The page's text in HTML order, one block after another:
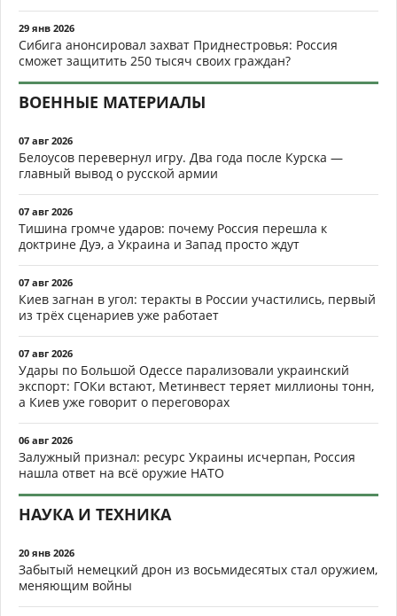
29 янв 2026
Сибига анонсировал захват Приднестровья: Россия
сможет защитить 250 тысяч своих граждан?
ВОЕННЫЕ МАТЕРИАЛЫ
07 авг 2026
Белоусов перевернул игру. Два года после Курска —
главный вывод о русской армии
07 авг 2026
Тишина громче ударов: почему Россия перешла к
доктрине Дуэ, а Украина и Запад просто ждут
07 авг 2026
Киев загнан в угол: теракты в России участились, первый
из трёх сценариев уже работает
07 авг 2026
Удары по Большой Одессе парализовали украинский
экспорт: ГОКи встают, Метинвест теряет миллионы тонн,
а Киев уже говорит о переговорах
06 авг 2026
Залужный признал: ресурс Украины исчерпан, Россия
нашла ответ на всё оружие НАТО
НАУКА И ТЕХНИКА
20 янв 2026
Забытый немецкий дрон из восьмидесятых стал оружием,
меняющим войны